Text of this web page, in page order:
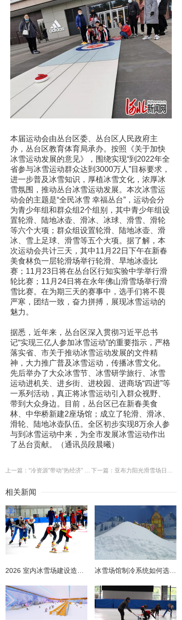
本届运动会由丛台区委、丛台区人民政府主
办，丛台区教育体育局承办。按照《关于加快
冰雪运动发展的意见》，围绕实现“到2022年全
省参与冰雪运动群众达到3000万人”目标要求，
进一步普及冰雪知识，厚植冰雪文化，浓厚冰
雪氛围，推动丛台冰雪运动发展。本次冰雪运
动会的主题是“全民冰雪 幸福丛台”，运动会分
为青少年组和群众组2个组别，其中青少年组设
置轮滑、陆地冰壶、滑冰、冰球、滑雪、滑轮
等六个大项；群众组设置轮滑、陆地冰壶、滑
冰、雪上足球、滑雪等五个大项。据了解，本
次运动会共计三天，其中11月22日下午在新春
美食林负一层轮滑场举行轮滑、旱地冰壶比
赛；11月23日将在丛台区行知实验中学举行滑
轮比赛；11月24日将在永年佛山滑雪场举行滑
雪比赛。在为期三天的赛事中，选手们将不畏
严寒，团结一致，奋力拼搏，展现冰雪运动的
魅力。
据悉，近年来，丛台区深入贯彻习近平总书
记“实现三亿人参加冰雪运动”的重要指示，严格
落实省、市关于推动冰雪运动发展的文件精
神，大力推广普及冰雪运动，传播冰雪文化。
先后举办了大众冰雪节、冰雪研学旅行、冰雪
运动进机关、进乡街、进校园、进商场“四进”等
一系列活动，真正将冰雪运动引入群众视野、
带到大众身边。目前，丛台区已在新春美食
林、中华桥新建2座场馆；成立了轮滑、滑冰、
滑轮、陆地冰壶队伍。全区初步实现8万余人参
与到冰雪运动中来，为全市发展冰雪运动作出
了丛台贡献。（通讯员段晨曦）
相关新闻
冰雪场馆制冷系统如何选择更节能？从设计到运维的全链路节能指南